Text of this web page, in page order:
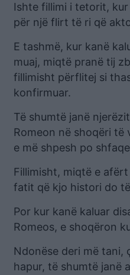
Ishte fillimi i tetorit,
për një flirt të ri që
E tashmë, kur kanë
muaj, miqtë pranë tij
fillimisht përflitej si
konfirmuar.
Të shumtë janë
Romeon në shoqëri të
e më shpesh po
Fillimisht, miqtë e
fatit që kjo histori do
Por kur kanë kaluar
Romeos, e shoqëron
Ndonëse deri më tani,
hapur, të shumtë janë